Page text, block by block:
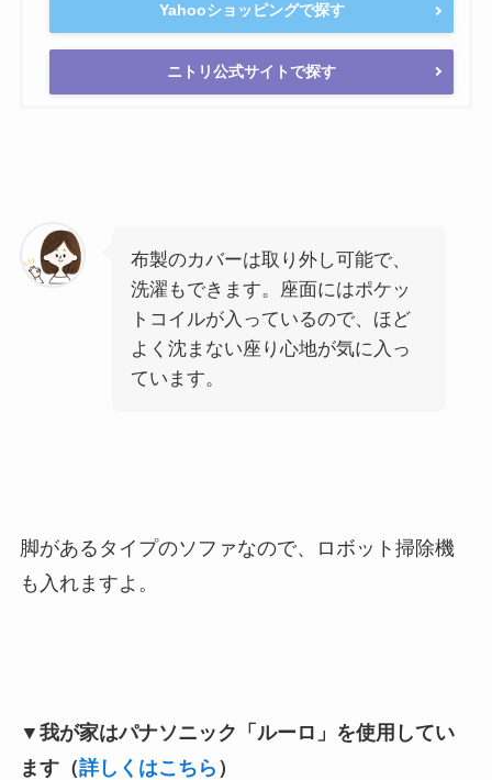
Yahooショッピングで探す
ニトリ公式サイトで探す
布製のカバーは取り外し可能で、
洗濯もできます。座面にはポケッ
トコイルが入っているので、ほど
よく沈まない座り心地が気に入っ
ています。
脚があるタイプのソファなので、ロボット掃除機
も入れますよ。
▼我が家はパナソニック「ルーロ」を使用してい
ます（詳しくはこちら ）